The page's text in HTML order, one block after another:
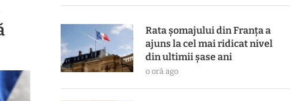
Rata șomajului din Franța a
ajuns la cel mai ridicat nivel
din ultimii șase ani
o oră ago